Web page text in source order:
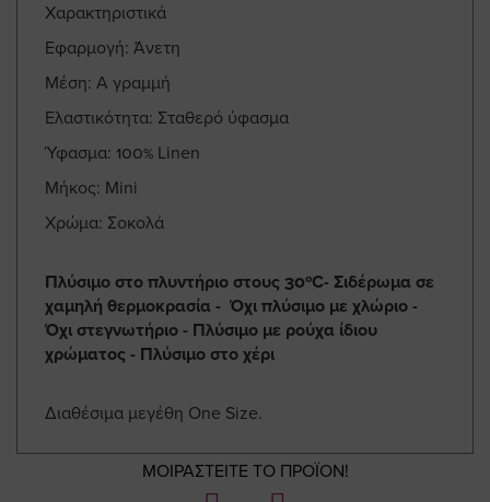
Χαρακτηριστικά
Εφαρμογή: Άνετη
Μέση: Α γραμμή
Ελαστικότητα: Σταθερό ύφασμα
Ύφασμα: 100% Linen
Μήκος: Mini
Χρώμα: Σοκολά
Πλύσιμο στο πλυντήριο στους 30ºC- Σιδέρωμα σε
χαμηλή θερμοκρασία - Όχι πλύσιμο με χλώριο -
Όχι στεγνωτήριο - Πλύσιμο με ρούχα ίδιου
χρώματος - Πλύσιμο στο χέρι
Διαθέσιμα μεγέθη One Size.
ΜΟΙΡΑΣΤΕΙΤΕ ΤΟ ΠΡΟΪΟΝ!